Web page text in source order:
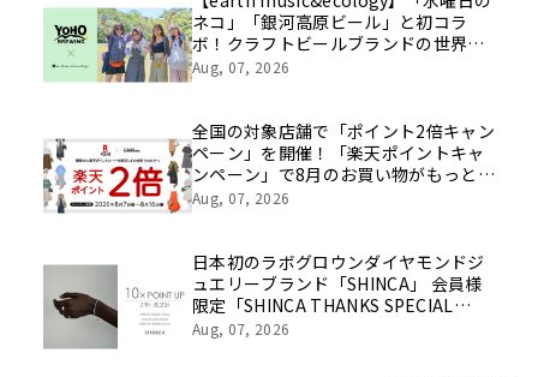
ネコ」「銀河高原ビール」と初コラ
ボ！クラフトビールブランドの世界観
を表現したアイテムが8月8日(土)発売
Aug, 07, 2026
全国の対象店舗で「ポイント2倍キャン
ペーン」を開催！「楽天ポイントキャ
ンペーン」で8月のお買い物がもっとお
得に！
Aug, 07, 2026
日本初のラボグロウンダイヤモンドジ
ュエリーブランド「SHINCA」 会員様
限定「SHINCA THANKS SPECIAL
2026 SUMMER ポイントアップキャン
Aug, 07, 2026